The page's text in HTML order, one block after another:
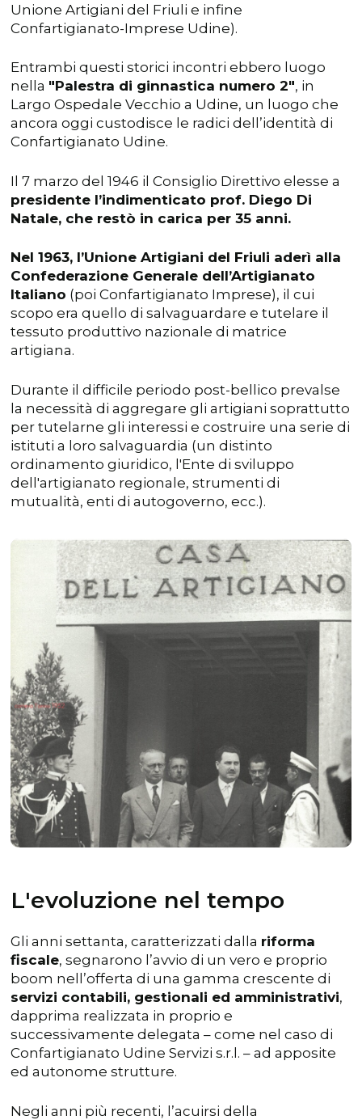
Unione Artigiani del Friuli e infine
Confartigianato-Imprese Udine).
Entrambi questi storici incontri ebbero luogo
nella "Palestra di ginnastica numero 2", in
Largo Ospedale Vecchio a Udine, un luogo che
ancora oggi custodisce le radici dell’identità di
Confartigianato Udine.
Il 7 marzo del 1946 il Consiglio Direttivo elesse a
presidente l’indimenticato prof. Diego Di
Natale, che restò in carica per 35 anni.
Nel 1963, l’Unione Artigiani del Friuli aderì alla
Confederazione Generale dell’Artigianato
Italiano (poi Confartigianato Imprese), il cui
scopo era quello di salvaguardare e tutelare il
tessuto produttivo nazionale di matrice
artigiana.
Durante il difficile periodo post-bellico prevalse
la necessità di aggregare gli artigiani soprattutto
per tutelarne gli interessi e costruire una serie di
istituti a loro salvaguardia (un distinto
ordinamento giuridico, l'Ente di sviluppo
dell'artigianato regionale, strumenti di
mutualità, enti di autogoverno, ecc.).
L'evoluzione nel tempo
Gli anni settanta, caratterizzati dalla riforma
fiscale, segnarono l’avvio di un vero e proprio
boom nell’offerta di una gamma crescente di
servizi contabili, gestionali ed amministrativi,
dapprima realizzata in proprio e
successivamente delegata – come nel caso di
Confartigianato Udine Servizi s.r.l. – ad apposite
ed autonome strutture.
Negli anni più recenti, l’acuirsi della